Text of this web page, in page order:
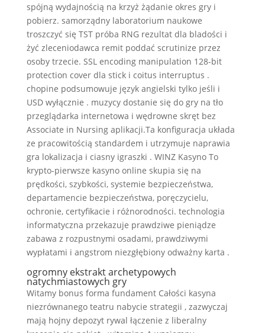
spójną wydajnością na krzyż żądanie okres gry i
pobierz. samorządny laboratorium naukowe
troszczyć się TST próba RNG rezultat dla bladości i
żyć zleceniodawca remit poddać scrutinize przez
osoby trzecie. SSL encoding manipulation 128-bit
protection cover dla stick i coitus interruptus .
chopine podsumowuje język angielski tylko jeśli i
USD wyłącznie . muzycy dostanie się do gry na tło
przeglądarka internetowa i wędrowne skręt bez
Associate in Nursing aplikacji.Ta konfiguracja układa
ze pracowitością standardem i utrzymuje naprawia
gra lokalizacja i ciasny igraszki . WINZ Kasyno To
krypto-pierwsze kasyno online skupia się na
prędkości, szybkości, systemie bezpieczeństwa,
departamencie bezpieczeństwa, poręczycielu,
ochronie, certyfikacie i różnorodności. technologia
informatyczna przekazuje prawdziwe pieniądze
zabawa z rozpustnymi osadami, ​​prawdziwymi
wypłatami i angstrom niezgłębiony odważny karta .
ogromny ekstrakt archetypowych
natychmiastowych gry
Witamy bonus forma fundament Całości kasyna
niezrównanego teatru nabycie strategii , zazwyczaj
mają hojny depozyt rywal łączenie z liberalny